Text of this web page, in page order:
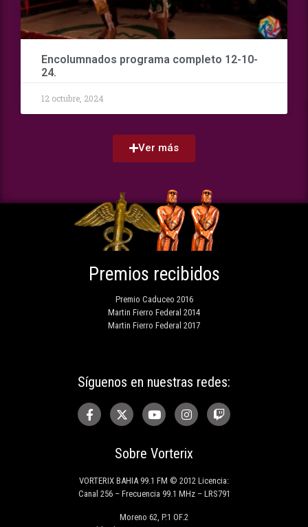
Encolumnados programa completo 12-10-
24.
12 octubre, 2024
Ver más
Sobre Vorterix
VORTERIX BAHIA 99.1 FM © 2012 Licencia:
Canal 256 – Frecuencia 99.1 MHz – LRS791
Moreno 62, P.1 OF.2
Síguenos en nuestras redes:
Premios recibidos
Premio Caduceo 2016
Martin Fierro Federal 2014
Martin Fierro Federal 2017